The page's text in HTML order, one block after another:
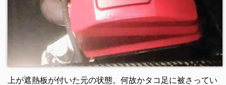
上が遮熱板が付いた元の状態。何故かタコ足に被さってい